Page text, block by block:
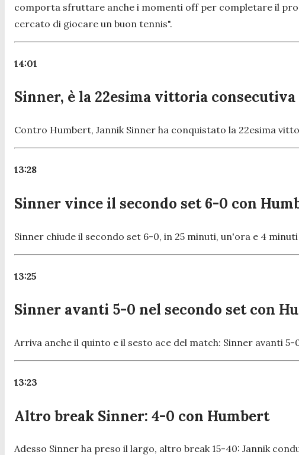
comporta sfruttare anche i momenti off per completare il
cercato di giocare un buon tennis".
14:01
Sinner, è la 22esima vittoria
Contro Humbert, Jannik Sinner ha conquistato la 22esima
13:28
Sinner vince il secondo set 6-0 con
Sinner chiude il secondo set 6-0, in 25 minuti, un'ora e 4
13:25
Sinner avanti 5-0 nel secondo set con
Arriva anche il quinto e il sesto ace del match: Sinner avanti
13:23
Altro break Sinner: 4-0 con Humbert
Adesso Sinner ha preso il largo, altro break 15-40: Jannik